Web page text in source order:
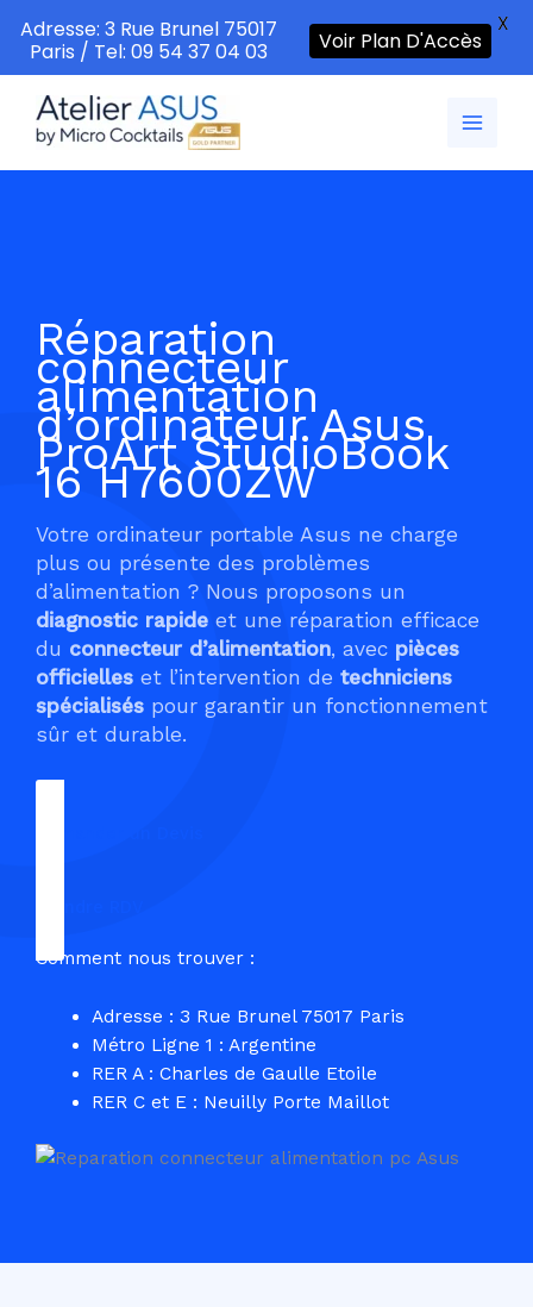
contenu
Réparation
connecteur
alimentation
d’ordinateur Asus
ProArt StudioBook
16 H7600ZW
Votre ordinateur portable Asus ne charge
plus ou présente des problèmes
d’alimentation ? Nous proposons un
diagnostic rapide et une réparation efficace
du connecteur d’alimentation, avec pièces
officielles et l’intervention de techniciens
spécialisés pour garantir un fonctionnement
sûr et durable.
Comment nous trouver :
Adresse : 3 Rue Brunel 75017 Paris
Métro Ligne 1 : Argentine
RER A : Charles de Gaulle Etoile
RER C et E : Neuilly Porte Maillot
Adresse: 3 Rue Brunel 75017
Paris / Tel: 09 54 37 04 03
Voir Plan D'Accès
X